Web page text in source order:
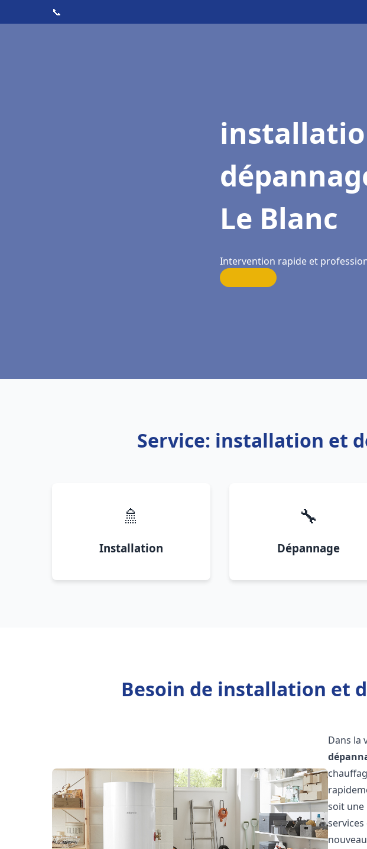
📞
Le Blanc
Intervention rapide et
Service: installation et
🚿
Installation
🔧
Dépannage
Besoin de installation et
Dans la
soit une
services